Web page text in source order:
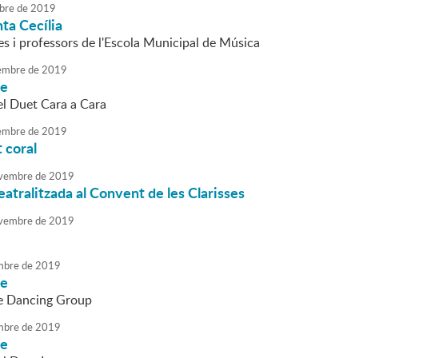
de2019
Cecília
i professors de l'Escola Municipal de Música
de2019
Duet Cara a Cara
de2019
coral
de2019
al Convent de les Clarisses
de2019
de2019
Dancing Group
de2019